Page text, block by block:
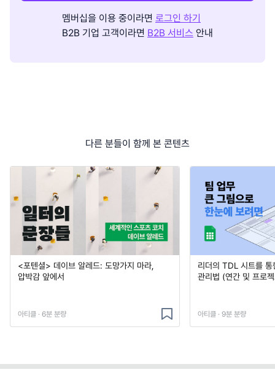
멤버십을 이용 중이라면 로그인 하기
B2B 기업 고객이라면 B2B 서비스 안내
다른 분들이 함께 본 콘텐츠
<포텐셜> 데이브 알레드: 도망가지 마라,
압박감 앞에서
아티클 · 6분 분량
리더의 TDL 시트를
관리법 (연간 및 프로
아티클 · 9분 분량